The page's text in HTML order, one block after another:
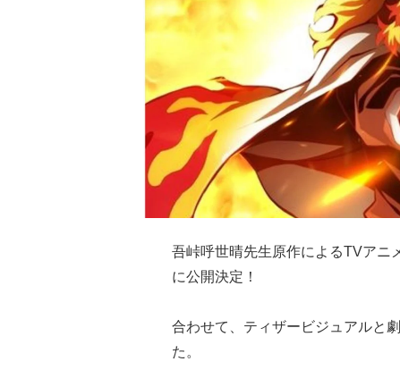
吾峠呼世晴先生原作によるTVアニ
に公開決定！
合わせて、ティザービジュアルと
た。